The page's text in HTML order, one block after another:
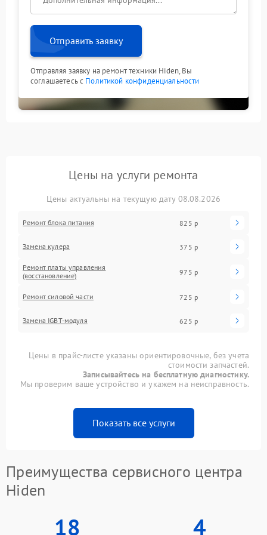
Отправить заявку
Отправляя заявку на ремонт техники Hiden, Вы
соглашаетесь с Политикой конфиденциальности
Цены на услуги ремонта
Цены актуальны на текущую дату 08.08.2026
Ремонт блока питания 825 р
Замена кулера 375 р
Ремонт платы управления
(восстановление)
975 р
Ремонт силовой части 725 р
Замена IGBT-модуля 625 р
Цены в прайс-листе указаны ориентировочные, без учета
стоимости запчастей.
Записывайтесь на бесплатную диагностику.
Мы проверим ваше устройство и укажем на неисправность.
Показать все услуги
Преимущества сервисного центра
Hiden
18 4